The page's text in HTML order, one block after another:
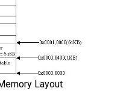
Layout